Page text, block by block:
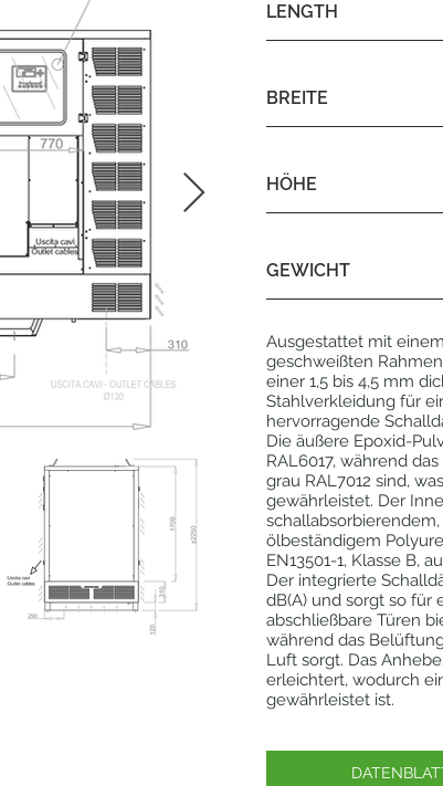
LENGTH
BREITE
HÖHE
GEWICHT
Ausgestattet mit
geschweißten
einer 1,5 bis 4,5 mm
Stahlverkleidung für
hervorragende
Die äußere Epoxid-
RAL6017, während
grau RAL7012 sind,
gewährleistet. Der
ölbeständigem
EN13501-1, Klasse B,
Der integrierte
dB(A) und sorgt so für
abschließbare Türen
während das
Luft sorgt. Das
erleichtert, wodurch
gewährleistet ist.